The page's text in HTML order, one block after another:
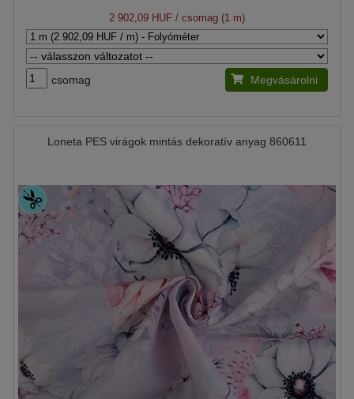
2 902,09 HUF / csomag (1 m)
csomag Megvásárolni
Loneta PES virágok mintás dekoratív anyag 860611